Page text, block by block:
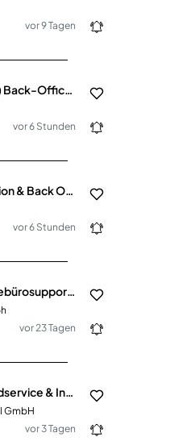
vor 9 Tagen
Teamleiter (w/m/d) Back-Office Industrieservice & Fluidservice
vor 6 Stunden
Teamleiter Disposition & Back Office (m/w/d) Mobiler Hydraulik-Sofortservice
vor 6 Stunden
Service Agent Reisebürosupport (m/w/d)
vor 23 Tagen
Sales Manager Foodservice & Industrie (m/w/d)
GmbH
vor 3 Tagen